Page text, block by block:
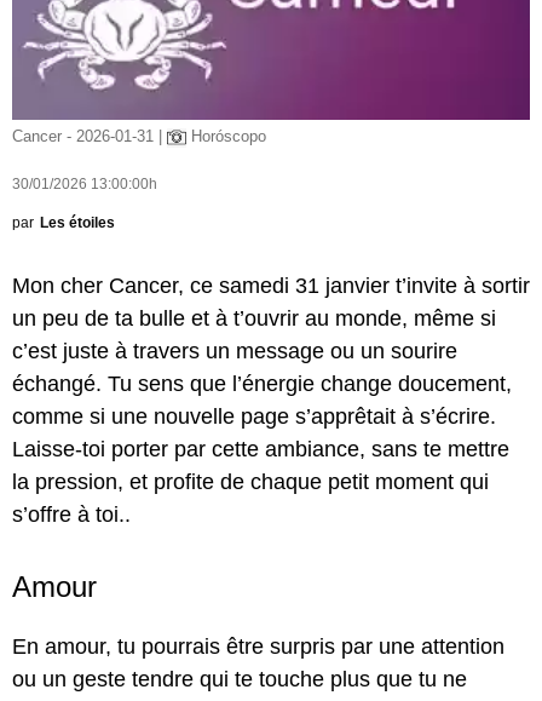
Cancer - 2026-01-31 | Horóscopo
30/01/2026 13:00:00h
par Les étoiles
Mon cher Cancer, ce samedi 31 janvier t’invite à sortir
un peu de ta bulle et à t’ouvrir au monde, même si
c’est juste à travers un message ou un sourire
échangé. Tu sens que l’énergie change doucement,
comme si une nouvelle page s’apprêtait à s’écrire.
Laisse-toi porter par cette ambiance, sans te mettre
la pression, et profite de chaque petit moment qui
s’offre à toi..
Amour
En amour, tu pourrais être surpris par une attention
ou un geste tendre qui te touche plus que tu ne